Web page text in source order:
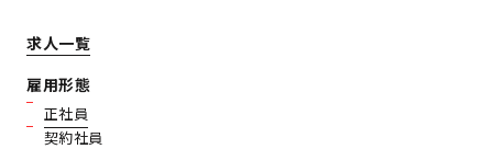
求人一覧
雇用形態
正社員
契約社員